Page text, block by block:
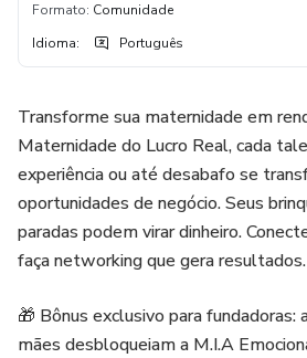
Formato: Comunidade
Idioma: Português
Transforme sua maternidade em
Maternidade do Lucro Real, cada
experiência ou até desabafo se
oportunidades de negócio. Seus
paradas podem virar dinheiro.
faça networking que gera resultados.
🎁 Bônus exclusivo para fundadoras:
mães desbloqueiam a M.I.A